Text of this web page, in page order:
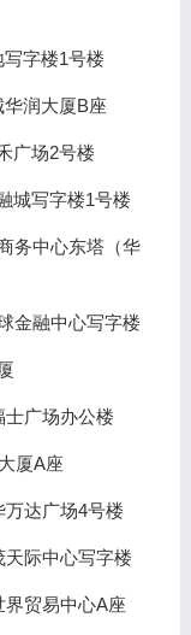
写字楼1号楼
华润大厦B座
广场2号楼
城写字楼1号楼
务中心东塔（华
金融中心写字楼
士广场办公楼
厦A座
万达广场4号楼
天际中心写字楼
界贸易中心A座